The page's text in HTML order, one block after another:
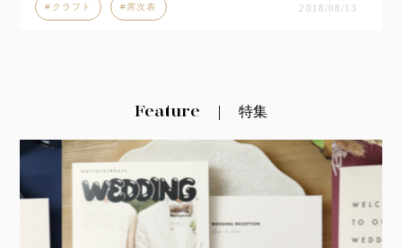
クラフト 席次表 2018/08/13
Feature 特集